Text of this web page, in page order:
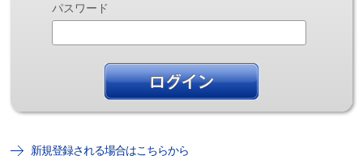
パスワード
新規登録される場合はこちらから